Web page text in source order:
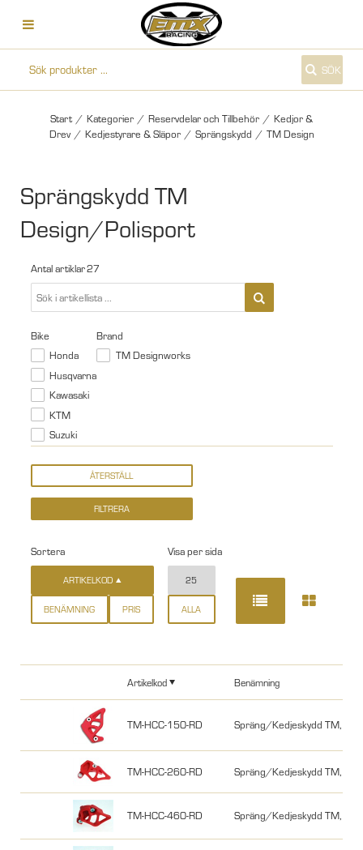
SÖK
Start / Kategorier / Reservdelar och Tillbehör / Kedjor &
Drev / Kedjestyrare & Släpor / Sprängskydd / TM Design
Sprängskydd TM
Design/Polisport
Antal artiklar27
Bike
Honda
Husqvarna
Kawasaki
KTM
Suzuki
Brand
TM Designworks
Sortera
ARTIKELKOD
BENÄMNING PRIS
Visa per sida
25
ALLA
Artikelkod Benämning
TM-HCC-150-RD Spräng/Kedjeskydd TM,
TM-HCC-260-RD Spräng/Kedjeskydd TM,
TM-HCC-460-RD Spräng/Kedjeskydd TM,